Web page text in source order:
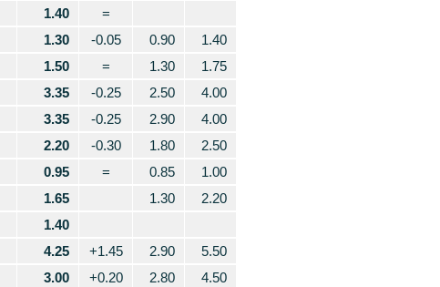
1.40
=
1.30 -0.05 0.90
1.40
1.50 = 1.30
1.75
3.35 -0.25 2.50
4.00
3.35 -0.25 2.90
4.00
2.20 -0.30 1.80
2.50
0.95 = 0.85
1.00
1.65 1.30
2.20
1.40
4.25 +1.45 2.90
5.50
3.00 +0.20 2.80
4.50